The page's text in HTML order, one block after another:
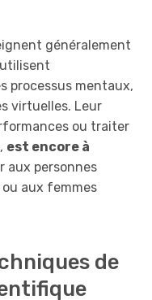
généralement
processus mentaux,
virtuelles. Leur
ou traiter
est encore à
aux personnes
aux femmes
de